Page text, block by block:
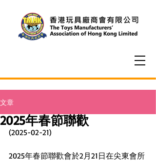
文章
2025年春節聯歡
(2025-02-21)
2025年春節聯歡會於2月21日在尖東會所